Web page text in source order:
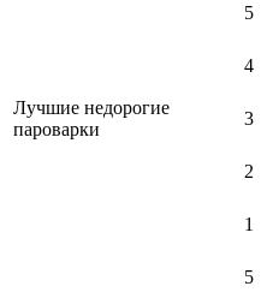
Лучшие недорогие
пароварки
5
4
3
2
1
5